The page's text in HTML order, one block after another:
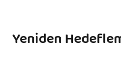
Yeniden